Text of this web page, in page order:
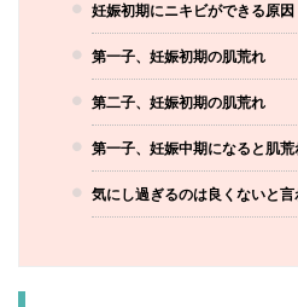
妊娠初期にニキビができる原因
第一子、妊娠初期の肌荒れ
第二子、妊娠初期の肌荒れ
第一子、妊娠中期になると肌
気にし過ぎるのは良くないと